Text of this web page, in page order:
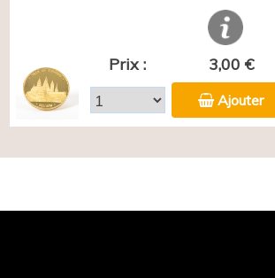
Prix : 3,00 €
Ajouter